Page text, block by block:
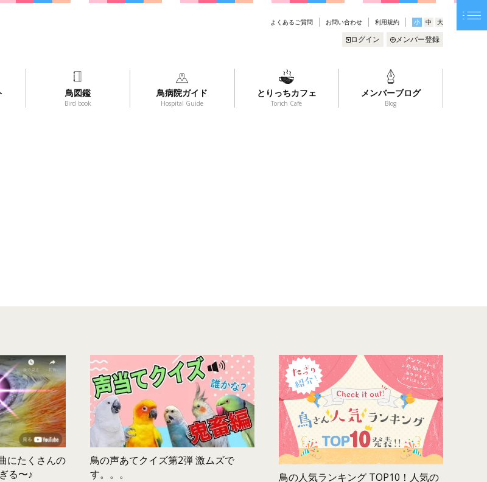
よくあるご質問 お問い合わせ 利用規約 小 中 大
ログイン メンバー登録
鳥図鑑
Bird book
鳥病院ガイド
Hospital Guide
とりっちカフェ
Torich Cafe
メンバーブログ
Blog
にたくさんの
る〜♪
鳥の声あてクイズ第2弾 激ムズで
す。。。
鳥の人気ランキング TOP10！人気の